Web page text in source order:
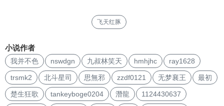
飞天红豚
小说作者
我并不色 nswdgn 九叔林笑天 hmhjhc ray1628
trsmk2 北斗星司 思無邪 zzdf0121 无梦襄王 最初
楚生狂歌 tankeyboge0204 潛龍 1124430637